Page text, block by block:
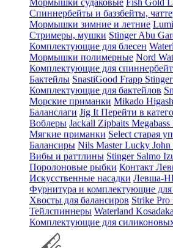
Мормышки судаковые Fish Gold
Спиннербейты и баззбейты,
Мормышки зимние и летние
Стримеры, мушки StingerAbu
Комплектующие для блесен
Мормышки полимерные Nord
Комплектующие для
Бактейлы SnastiGood Frapp Stinger
Комплектующие для бактейлов
Морские приманки Mikado
Баланслаги Jig It Перейти в
Воблеры Jackall Zipbaits Megabass
Мягкие приманки Select старая
Балансиры Nils MasterLucky John
Вибы и раттлины Stinger Salmo
Поролоновые рыбки Контакт
Искусственные насадки Левша-
Фурнитура и комплектующие для
Хвосты для балансиров Strike Pro
Тейлспиннеры Waterland Kosadaka
Комплектующие для